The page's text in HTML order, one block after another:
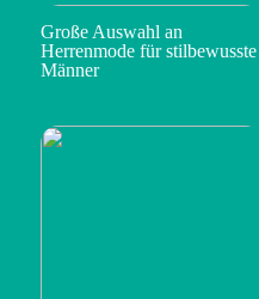
Große Auswahl an
Herrenmode für stilbewusste
Männer